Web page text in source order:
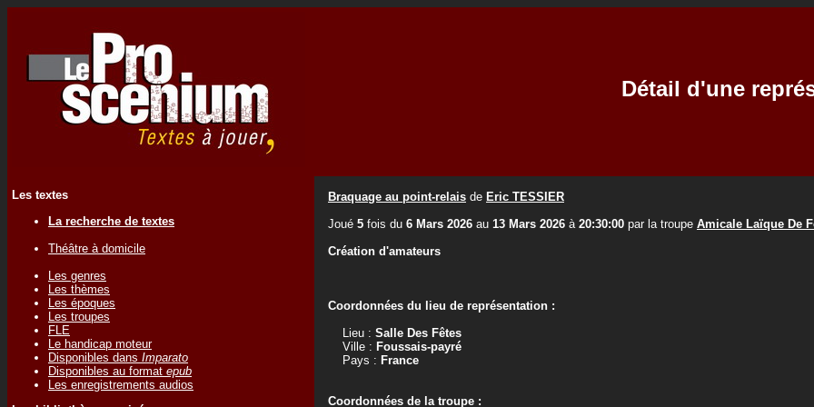
Détail d'une
Les textes
La recherche de textes
Théâtre à domicile
Les genres
Les thèmes
Les époques
Les troupes
FLE
Le handicap moteur
Disponibles dans Imparato
Disponibles au format epub
Les enregistrements audios
Braquage au point-relais de Eric TESSIER
Joué 5 fois du 6 Mars 2026 au 13 Mars 2026 à 20:30:00 par la troupe Amicale Laïque De
Création d'amateurs
Coordonnées du lieu de représentation :
Lieu : Salle Des Fêtes
Ville : Foussais-payré
Pays : France
Coordonnées de la troupe :